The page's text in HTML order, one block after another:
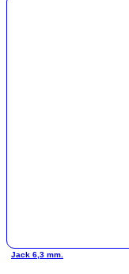
Jack 6,3 mm.